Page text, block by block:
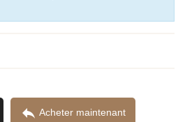
 Acheter maintenant